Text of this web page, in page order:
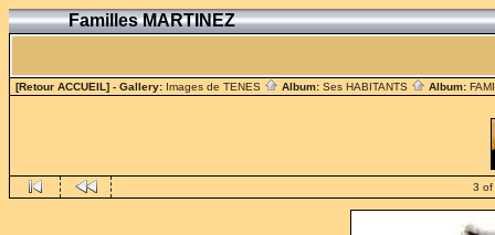
Familles MARTINEZ
[Retour ACCUEIL] - Gallery: Images de TENES Album: Ses HABITANTS Album:
3 of